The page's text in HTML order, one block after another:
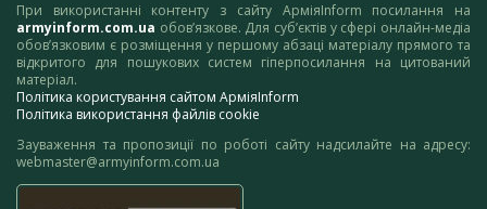
При використанні контенту з сайту АрміяInform посилання на
armyinform.com.ua обов’язкове. Для суб’єктів у сфері онлайн-медіа
обов’язковим є розміщення у першому абзаці матеріалу прямого та
відкритого для пошукових систем гіперпосилання на цитований
матеріал.
Політика користування сайтом АрміяInform
Політика використання файлів cookie
Зауваження та пропозиції по роботі сайту надсилайте на адресу:
webmaster@armyinform.com.ua